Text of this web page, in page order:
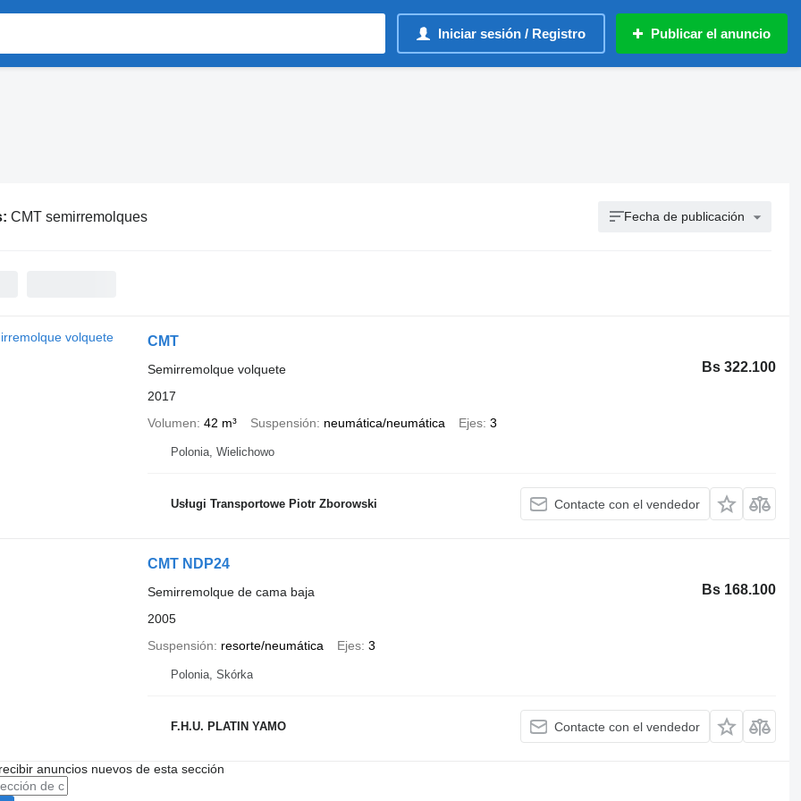
Iniciar sesión / Registro Publicar el anuncio
CMT semirremolques Fecha de publicación
CMT
Bs 322.100
Semirremolque volquete
2017
Volumen 42 m³ Suspensión neumática/neumática Ejes 3
Polonia, Wielichowo
Usługi Transportowe Piotr Zborowski Contacte con el vendedor
CMT NDP24
Bs 168.100
Semirremolque de cama baja
2005
Suspensión
resorte/neumática Ejes 3
Polonia, Skórka
F.H.U. PLATIN YAMO Contacte con el vendedor
anuncios nuevos de esta sección